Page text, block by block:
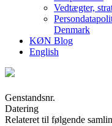
Vedtægter,
Denmark
KØN Blog
English
Genstandsnr.
Datering
Relateret til følgende